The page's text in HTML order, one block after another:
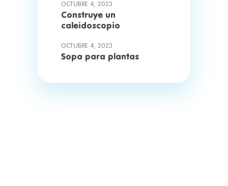
OCTUBRE 4, 2023
Construye un
caleidoscopio
OCTUBRE 4, 2023
Sopa para plantas